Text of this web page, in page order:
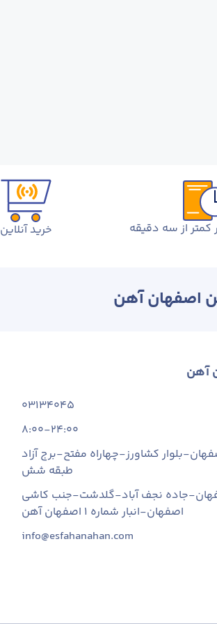
از سه دقیقه خرید آنلاین
اصفهان آهن
آهن
03134045
8:00-24:00
بلوار کشاورز-چهاراه مفتح-برج آزاد
طبقه شش
جاده نجف آباد-گلدشت-جنب کاشی
اصفهان-انبار شماره ۱ اصفهان آهن
info@esfahanahan.com